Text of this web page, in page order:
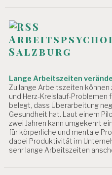
Salzburg
Lange Arbeitszeiten
Zu lange Arbeitszeiten
und Herz-Kreislauf-Problemen
belegt, dass Überarbeitung
Gesundheit hat. Laut einem
zwei Jahren kann umgekehrt
für körperliche und mentale
dabei Produktivität im
sehr lange Arbeitszeiten